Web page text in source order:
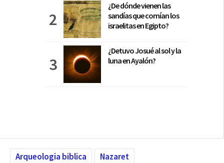
¿De dónde vienen las
sandías que comían los
israelitas en Egipto?
¿Detuvo Josué al sol y la
luna en Ayalón?
Arqueologia biblica Nazaret